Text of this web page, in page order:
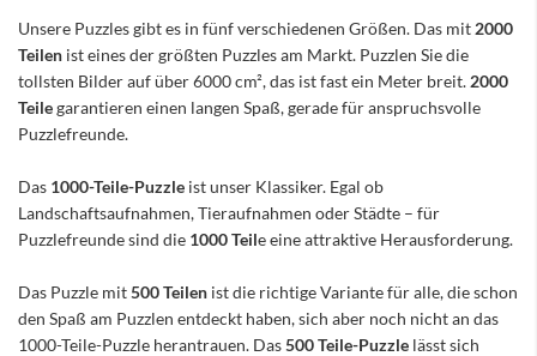
Unsere Puzzles gibt es in fünf verschiedenen Größen. Das mit 2000
Teilen ist eines der größten Puzzles am Markt. Puzzlen Sie die
tollsten Bilder auf über 6000 cm², das ist fast ein Meter breit. 2000
Teilegarantieren einen langen Spaß, gerade für anspruchsvolle
Puzzlefreunde.
Das 1000-Teile-Puzzle ist unser Klassiker. Egal ob
Landschaftsaufnahmen, Tieraufnahmen oder Städte – für
Puzzlefreunde sind die 1000 Teile eine attraktive Herausforderung.
Das Puzzle mit500 Teilen ist die richtige Variante für alle, die schon
den Spaß am Puzzlen entdeckt haben, sich aber noch nicht an das
1000-Teile-Puzzle herantrauen. Das500 Teile-Puzzle lässt sich